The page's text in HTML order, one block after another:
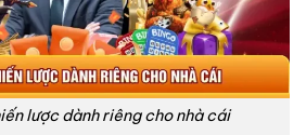
lược dành riêng cho nhà cái